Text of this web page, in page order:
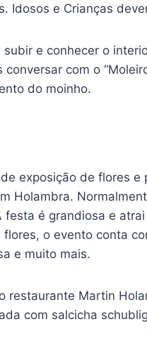
Idosos e Crianças
e conhecer o
com o
do moinho.
exposição de flores
Holambra.
é grandiosa e
o evento conta
e muito mais.
restaurante Martin
com salcicha